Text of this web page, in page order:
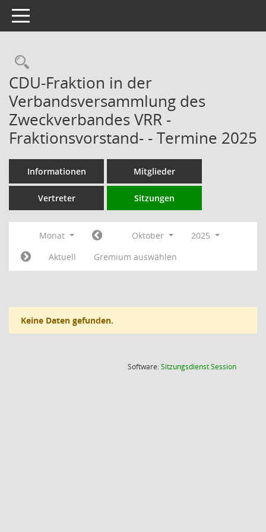
Toggle navigation
Rechercheauswahl
CDU-Fraktion in der
Verbandsversammlung des
Zweckverbandes VRR -
Fraktionsvorstand- - Termine 2025
Informationen Mitglieder
Vertreter Sitzungen
Monat Oktober
2025
Aktuell
Gremium auswählen
Keine Daten gefunden.
Software:SitzungsdienstSession(Wird in